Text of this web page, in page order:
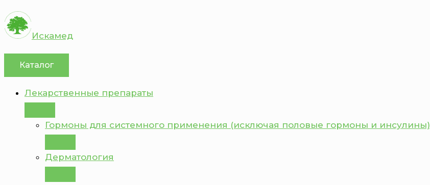
Искамед
Каталог
Лекарственные препараты
Гормоны для системного применения (исключая половые гормоны и инсулины)
Дерматология